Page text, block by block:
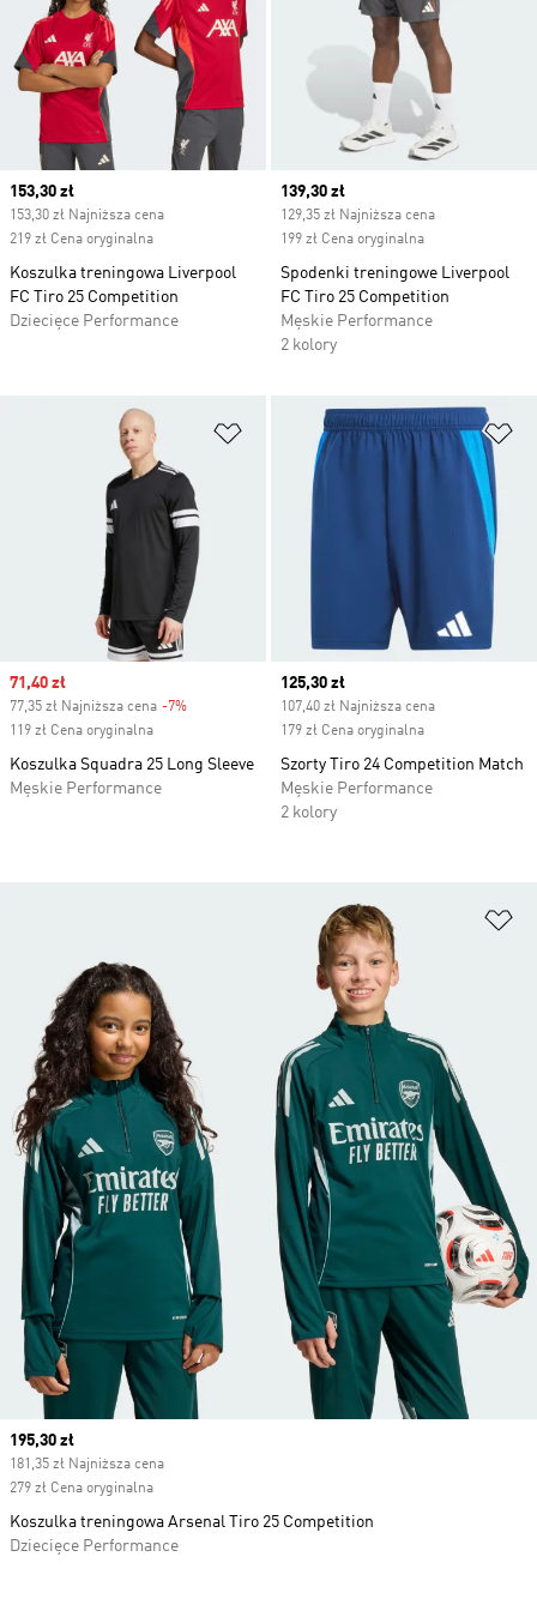
Current price
153,30 zł
153,30 zł Najniższa cena
219 zł Cena oryginalna
Koszulka treningowa Liverpool
FC Tiro 25 Competition
Dziecięce Performance
Current price
139,30 zł
129,35 zł Najniższa cena
199 zł Cena oryginalna
Spodenki treningowe Liverpool
FC Tiro 25 Competition
Męskie Performance
2 kolory
Dodaj do listy życzeń
Sale price
71,40 zł
77,35 zł Najniższa cena -7%
119 zł Cena oryginalna
Koszulka Squadra 25 Long Sleeve
Męskie Performance
Current price
125,30 zł
107,40 zł Najniższa cena
179 zł Cena oryginalna
Szorty Tiro 24 Competition Match
Męskie Performance
2 kolory
Current price
195,30 zł
181,35 zł Najniższa cena
279 zł Cena oryginalna
Koszulka treningowa Arsenal Tiro 25 Competition
Dziecięce Performance